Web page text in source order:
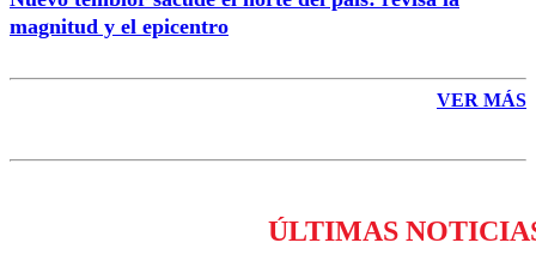
magnitud y el epicentro
VER MÁS
ÚLTIMAS